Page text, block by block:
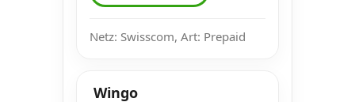
Netz: Swisscom, Art: Prepaid
Wingo